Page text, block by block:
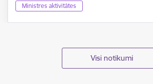
Ministres aktivitātes
Visi notikumi